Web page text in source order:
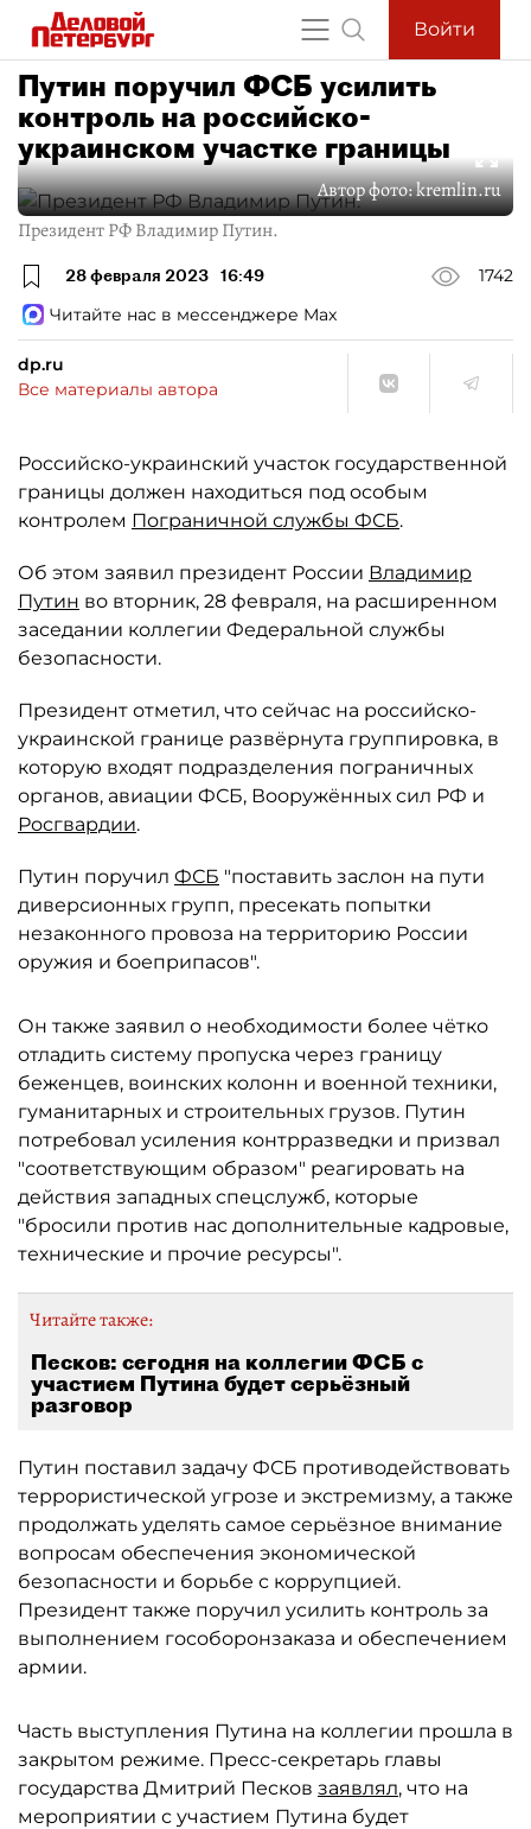
Войти
Путин поручил ФСБ усилить
контроль на российско-
украинском участке границы
Автор фото:kremlin.ru
Президент РФ Владимир Путин.
28 февраля 2023 16:49
1742
Читайте нас в мессенджере Max
dp.ru
Все материалы автора
Российско-украинский участок государственной
границы должен находиться под особым
контролем Пограничной службы ФСБ.
Об этом заявил президент России Владимир
Путин во вторник, 28 февраля, на расширенном
заседании коллегии Федеральной службы
безопасности.
Президент отметил, что сейчас на российско-
украинской границе развёрнута группировка, в
которую входят подразделения пограничных
органов, авиации ФСБ, Вооружённых сил РФ и
Росгвардии.
Путин поручил ФСБ "поставить заслон на пути
диверсионных групп, пресекать попытки
незаконного провоза на территорию России
оружия и боеприпасов".
Он также заявил о необходимости более чётко
отладить систему пропуска через границу
беженцев, воинских колонн и военной техники,
гуманитарных и строительных грузов. Путин
потребовал усиления контрразведки и призвал
"соответствующим образом" реагировать на
действия западных спецслужб, которые
"бросили против нас дополнительные кадровые,
технические и прочие ресурсы".
Читайте также:
Песков: сегодня на коллегии ФСБ с
участием Путина будет серьёзный
разговор
Путин поставил задачу ФСБ противодействовать
террористической угрозе и экстремизму, а также
продолжать уделять самое серьёзное внимание
вопросам обеспечения экономической
безопасности и борьбе с коррупцией.
Президент также поручил усилить контроль за
выполнением гособоронзаказа и обеспечением
армии.
Часть выступления Путина на коллегии прошла в
закрытом режиме. Пресс-секретарь главы
государства Дмитрий Песков заявлял, что на
мероприятии с участием Путина будет